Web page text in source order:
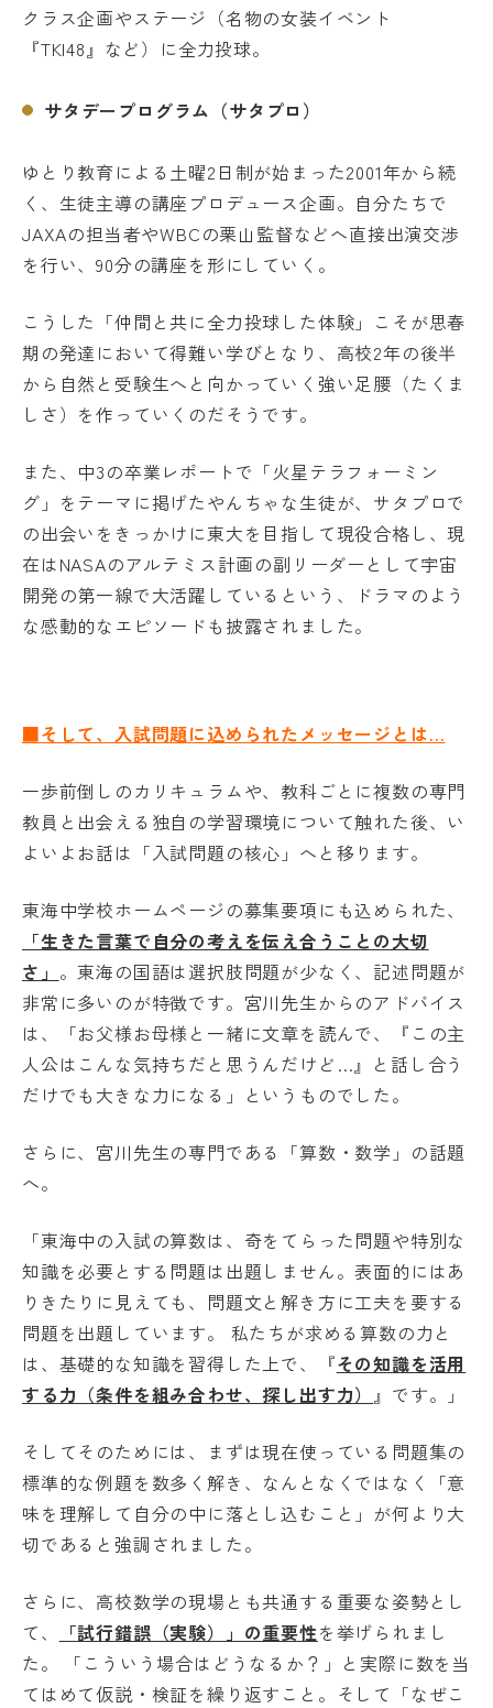
クラス企画やステージ（名物の女装イベント
『TKI48』など）に全力投球。
サタデープログラム（サタプロ）
ゆとり教育による土曜2日制が始まった2001年から続
く、生徒主導の講座プロデュース企画。自分たちで
JAXAの担当者やWBCの栗山監督などへ直接出演交渉
を行い、90分の講座を形にしていく。
こうした「仲間と共に全力投球した体験」こそが思春
期の発達において得難い学びとなり、高校2年の後半
から自然と受験生へと向かっていく強い足腰（たくま
しさ）を作っていくのだそうです。
また、中3の卒業レポートで「火星テラフォーミン
グ」をテーマに掲げたやんちゃな生徒が、サタプロで
の出会いをきっかけに東大を目指して現役合格し、現
在はNASAのアルテミス計画の副リーダーとして宇宙
開発の第一線で大活躍しているという、ドラマのよう
な感動的なエピソードも披露されました。
■そして、入試問題に込められたメッセージとは…
一歩前倒しのカリキュラムや、教科ごとに複数の専門
教員と出会える独自の学習環境について触れた後、い
よいよお話は「入試問題の核心」へと移ります。
東海中学校ホームページの募集要項にも込められた、
「生きた言葉で自分の考えを伝え合うことの大切
さ」 。東海の国語は選択肢問題が少なく、記述問題が
非常に多いのが特徴です。宮川先生からのアドバイス
は、「お父様お母様と一緒に文章を読んで、『この主
人公はこんな気持ちだと思うんだけど…』と話し合う
だけでも大きな力になる」というものでした。
さらに、宮川先生の専門である「算数・数学」の話題
へ。
「東海中の入試の算数は、奇をてらった問題や特別な
知識を必要とする問題は出題しません。表面的にはあ
りきたりに見えても、問題文と解き方に工夫を要する
問題を出題しています。 私たちが求める算数の力と
は、基礎的な知識を習得した上で、『その知識を活用
する力（条件を組み合わせ、探し出す力） 』です。」
そしてそのためには、まずは現在使っている問題集の
標準的な例題を数多く解き、なんとなくではなく「意
味を理解して自分の中に落とし込むこと」が何より大
切であると強調されました。
さらに、高校数学の現場とも共通する重要な姿勢とし
て、
「試行錯誤（実験）」の重要性を挙げられまし
た。 「こういう場合はどうなるか？」と実際に数を当
てはめて仮説・検証を繰り返すこと。そして「なぜこ